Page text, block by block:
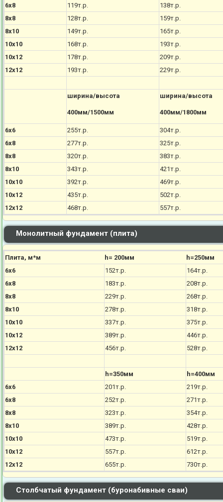
6х8 119т.р.
138т.р.
8х8
128т.р.
159т.р.
8х10
149т.р.
165т.р.
10х10
168т.р.
193т.р.
10х12
178т.р.
209т.р.
12х12
193т.р. 229т.р.
ширина/высота
400мм/1500мм
ширина/высота
400мм/1800мм
6х6 255т.р.
304т.р.
6х8
277т.р.
325т.р.
8х8
320т.р.
383т.р.
8х10
343т.р.
421т.р.
10х10
392т.р.
469т.р.
10х12
435т.р.
502т.р.
12х12
468т.р. 557т.р.
Монолитный фундамент (плита)
Плита, м*м h= 200мм
h=250мм
6х6
152т.р.
164т.р.
6х8
183т.р.
208т.р.
8х8
229т.р.
268т.р.
8х10
278т.р.
318т.р.
10х10
337т.р.
375т.р.
10х12
389т.р.
446т.р.
12х12
456т.р. 528т.р.
h=350мм
h=400мм
6х6
201т.р.
219т.р.
6х8
252т.р.
271т.р.
8х8
323т.р.
354т.р.
8х10
389т.р.
428т.р.
10х10
473т.р.
519т.р.
10х12
557т.р.
612т.р.
12х12
655т.р. 730т.р.
Столбчатый фундамент (буронабивные сваи)